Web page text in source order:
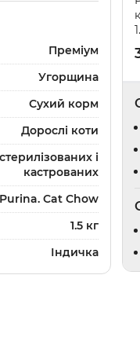
косметика
та одеколони
та добавки
засоби
препарати
для очей та
для дому
Преміум
Угорщина
Сухий корм
Дорослі коти
і
кастрованих
Purina. Cat Chow
1.5 кг
Індичка